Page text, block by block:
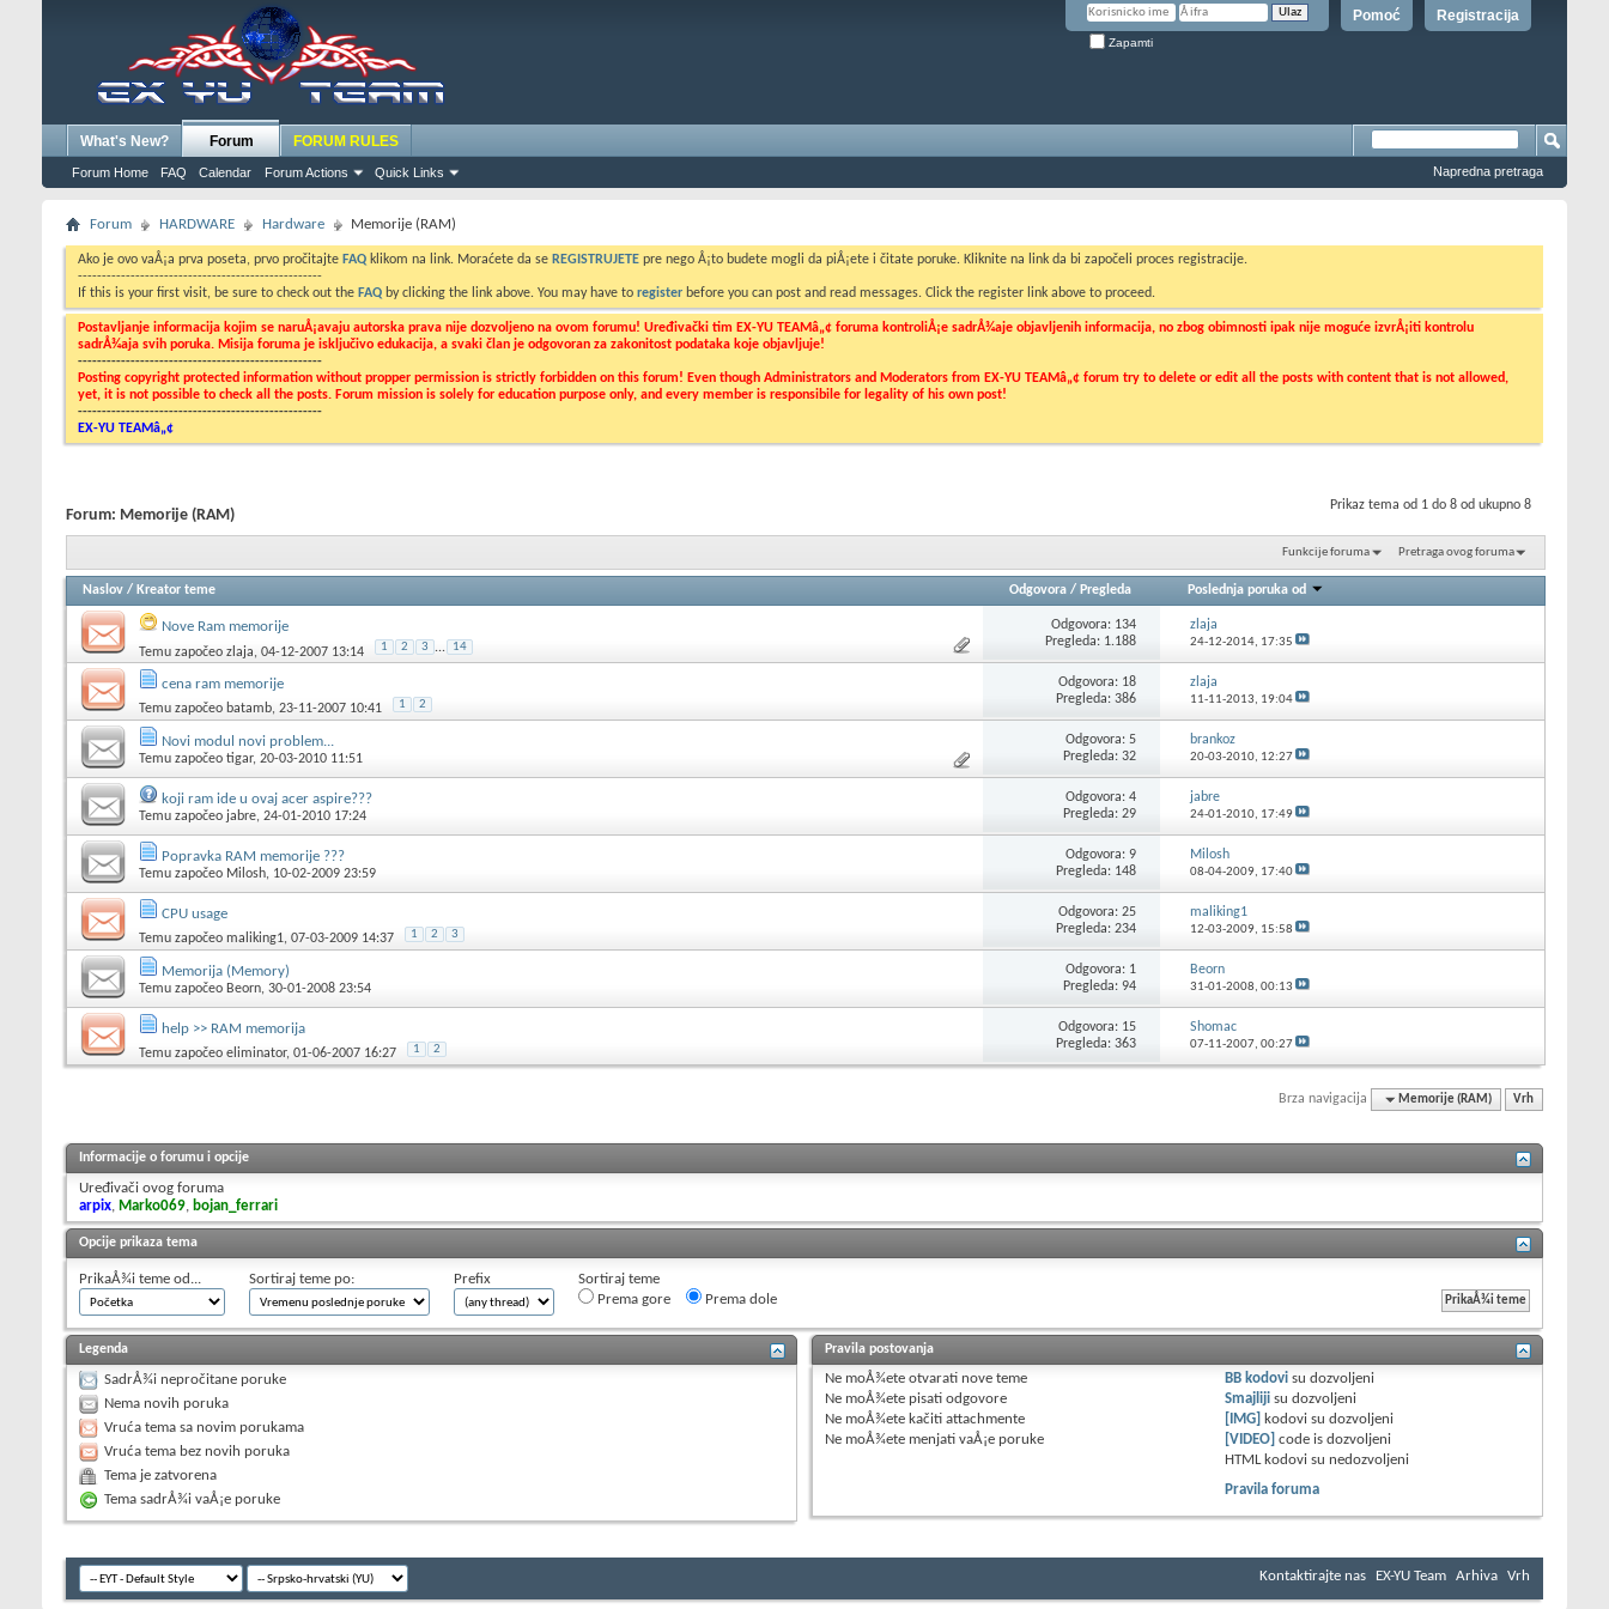
Registracija
Pomoć
Zapamti
What's New? Forum
Forum Home FAQ Calendar Forum Actions Quick Links
FORUM RULES
Napredna pretraga
Forum HARDWARE Hardware Memorije (RAM)
Ako je ovo vaÅ¡a prva poseta, prvo pročitajte FAQ klikom na link. Moraćete da se REGISTRUJETE pre nego Å¡to budete mogli da piÅ¡ete i čitate poruke. Kliknite na link da bi započeli proces registracije.
---------------------------------------------------
If this is your first visit, be sure to check out the FAQ by clicking the link above. You may have to register before you can post and read messages. Click the register link above to proceed.
Postavljanje informacija kojim se naruÅ¡avaju autorska prava nije dozvoljeno na ovom forumu! Uređivački tim EX-YU TEAMâ„¢ foruma kontroliÅ¡e sadrÅ¾aje objavljenih informacija, no zbog obimnosti ipak nije moguće izvrÅ¡iti kontrolu
sadrÅ¾aja svih poruka. Misija foruma je isključivo edukacija, a svaki član je odgovoran za zakonitost podataka koje objavljuje!
---------------------------------------------------
Posting copyright protected information without propper permission is strictly forbidden on this forum! Even though Administrators and Moderators from EX-YU TEAMâ„¢ forum try to delete or edit all the posts with content that is not allowed,
yet, it is not possible to check all the posts. Forum mission is solely for education purpose only, and every member is responsibile for legality of his own post!
---------------------------------------------------
EX-YU TEAMâ„¢
Prikaz tema od 1 do 8 od ukupno 8
Forum: Memorije (RAM)
Funkcije foruma Pretraga ovog foruma
Naslov / Kreator teme Odgovora / Pregleda Poslednja poruka od
Nove Ram memorije
Temu započeo zlaja, 04-12-2007 13:14 1 2 3 ... 14
Odgovora: 134
Pregleda: 1.188
zlaja
24-12-2014, 17:35
cena ram memorije
Temu započeo batamb, 23-11-2007 10:41 1 2
Odgovora: 18
Pregleda: 386
zlaja
11-11-2013, 19:04
Novi modul novi problem...
Temu započeo tigar, 20-03-2010 11:51
Odgovora: 5
Pregleda: 32
brankoz
20-03-2010, 12:27
koji ram ide u ovaj acer aspire???
Temu započeo jabre, 24-01-2010 17:24
Odgovora: 4
Pregleda: 29
jabre
24-01-2010, 17:49
Popravka RAM memorije ???
Temu započeo Milosh, 10-02-2009 23:59
Odgovora: 9
Pregleda: 148
Milosh
08-04-2009, 17:40
CPU usage
Temu započeo maliking1, 07-03-2009 14:37 1 2 3
Odgovora: 25
Pregleda: 234
maliking1
12-03-2009, 15:58
Memorija (Memory)
Temu započeo Beorn, 30-01-2008 23:54
Odgovora: 1
Pregleda: 94
Beorn
31-01-2008, 00:13
help >> RAM memorija
Temu započeo eliminator, 01-06-2007 16:27 1 2
Odgovora: 15
Pregleda: 363
Shomac
07-11-2007, 00:27
Brza navigacija Memorije (RAM) Vrh
Informacije o forumu i opcije
Uređivači ovog foruma
arpix, Marko069, bojan_ferrari
Opcije prikaza tema
PrikaÅ¾i teme od... Sortiraj teme po: Prefix
Sortiraj teme
Prema gore
Prema dole
Legenda
SadrÅ¾i nepročitane poruke
Nema novih poruka
Vruća tema sa novim porukama
Vruća tema bez novih poruka
Tema je zatvorena
Tema sadrÅ¾i vaÅ¡e poruke
Pravila postovanja
Ne moÅ¾ete otvarati nove teme
Ne moÅ¾ete pisati odgovore
Ne moÅ¾ete kačiti attachmente
Ne moÅ¾ete menjati vaÅ¡e poruke
BB kodovi sudozvoljeni
Smajliji sudozvoljeni
[IMG] kodovi sudozvoljeni
[VIDEO] code isdozvoljeni
HTML kodovi su nedozvoljeni
Pravila foruma
Kontaktirajte nas EX-YU Team Arhiva Vrh